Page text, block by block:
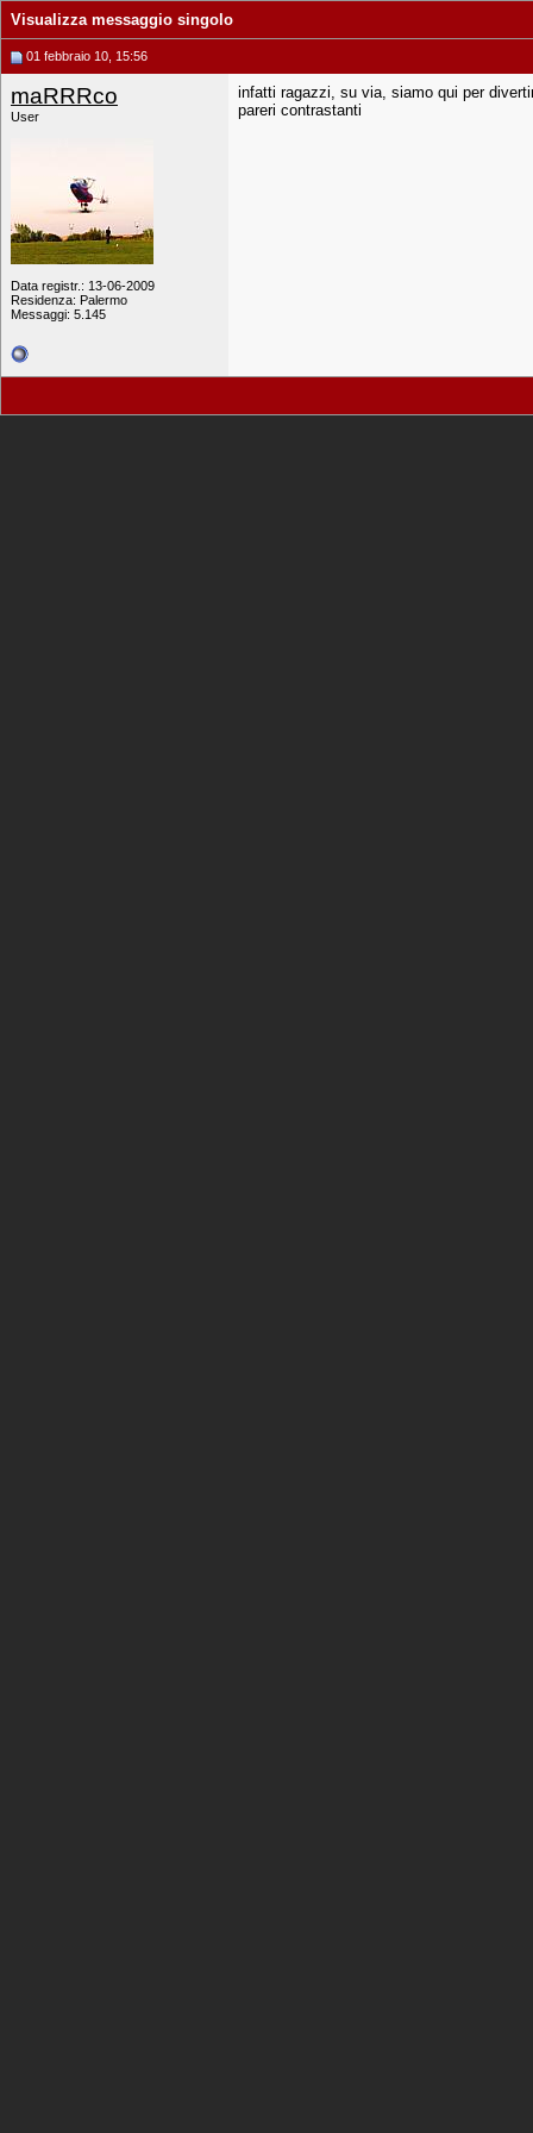
Visualizza messaggio singolo
01 febbraio 10, 15:56
maRRRco
User
Data registr.: 13-06-2009
Residenza: Palermo
Messaggi: 5.145
infatti ragazzi, su via, siamo qui per
pareri contrastanti